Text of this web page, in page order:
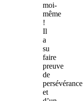
moi-
même
!
Il
a
su
faire
preuve
de
persévérance
et